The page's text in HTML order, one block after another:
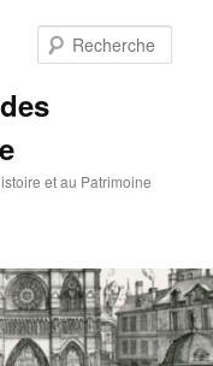
et au Patrimoine